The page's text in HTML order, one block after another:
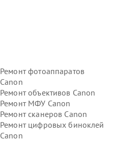
Ремонт фотоаппаратов
Canon
Ремонт объективов Canon
Ремонт МФУ Canon
Ремонт сканеров Canon
Ремонт цифровых биноклей
Canon